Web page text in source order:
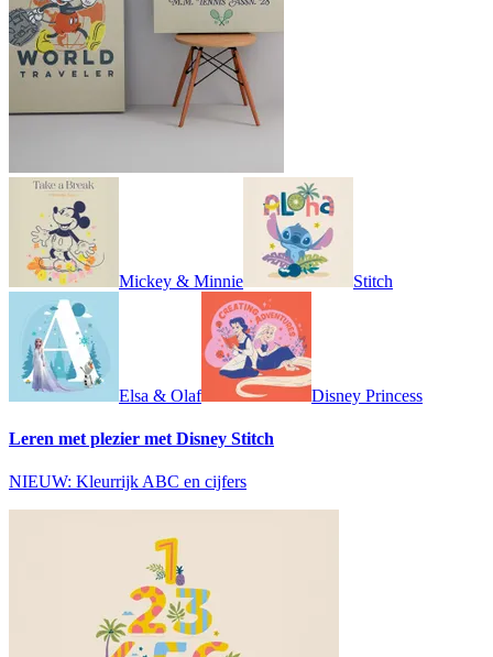
Mickey & Minnie Stitch
Elsa & Olaf Disney Princess
Leren met plezier met Disney Stitch
NIEUW: Kleurrijk ABC en cijfers